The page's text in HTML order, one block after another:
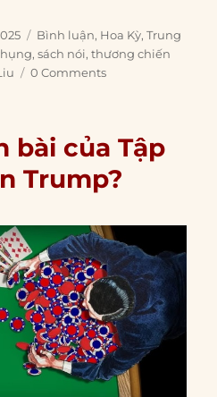
Categories
Bình luận, Hoa Kỳ,Trung
,sách nói,thương chiến
0 Comments
bài của Tập
Trump?